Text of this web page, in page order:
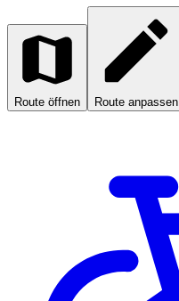
Route öffnen Route anpassen